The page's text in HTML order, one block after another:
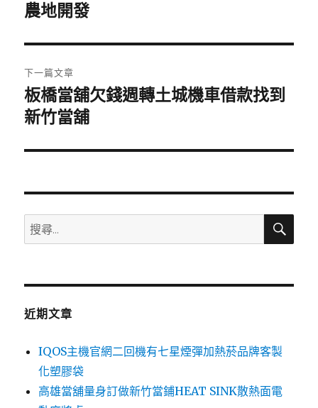
導
覽
一
文
章:
農地開發
下一篇文章
下
一
文
板橋當舖欠錢週轉土城機車借款找到
新竹當舖
搜
尋
鍵
搜
近期文章
IQOS主機官網二回機有七星煙彈加熱菸品牌客製
化塑膠袋
高雄當舖量身訂做新竹當鋪HEAT SINK散熱面電